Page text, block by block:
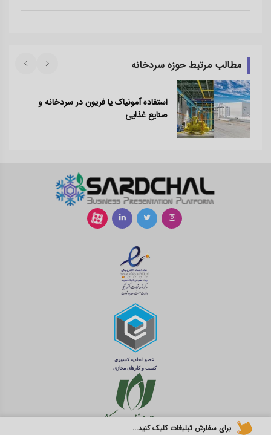
مطالب مرتبط حوزه سردخانه
استفاده آمونیاک یا فریون در سردخانه و
صنایع غذایی
برای سفارش تبلیغات کلیک کنید...